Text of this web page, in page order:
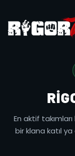
En aktif
bir klana katıl